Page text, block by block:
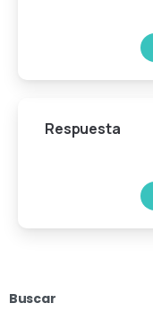
Respuesta
Buscar